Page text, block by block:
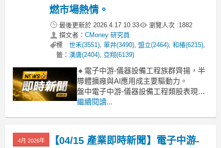
燃市場熱情。
最後更新於 2026.4.17 10:33 瀏覽人次 :1882
撰文者： CMoney 研究員
標
籤：
世禾(3551),單井(3490), 盟立(2464),和椿(6215),
漢唐(2404), 亞翔(6139)
🔸電子中游-儀器設備工程族群齊揚，半
導體擴廠與AI應用成主要驅動力。
盤中電子中游-儀器設備工程類股表現亮
眼，類股漲幅衝上近6%，多檔個股如美
停。主要推動力來自於AI伺服器需求持
續火熱，帶動上游半導體先進製程擴產
繼續閱讀...
4月 2026年
【04/15 產業即時新聞】電子中游-